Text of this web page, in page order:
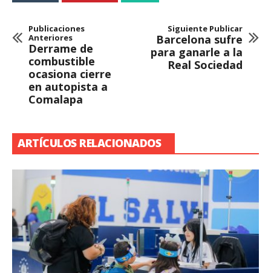
Publicaciones
Anteriores
Derrame de
combustible
ocasiona cierre
en autopista a
Comalapa
Siguiente Publicar
Barcelona sufre
para ganarle a la
Real Sociedad
ARTÍCULOS RELACIONADOS